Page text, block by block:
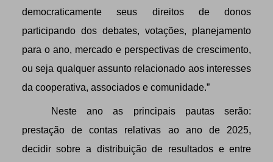
democraticamente seus direitos de donos
participando dos debates, votações, planejamento
para o ano, mercado e perspectivas de crescimento,
ou seja qualquer assunto relacionado aos interesses
da cooperativa, associados e comunidade.”
Neste ano as principais pautas serão:
prestação de contas relativas ao ano de 2025,
decidir sobre a distribuição de resultados e entre